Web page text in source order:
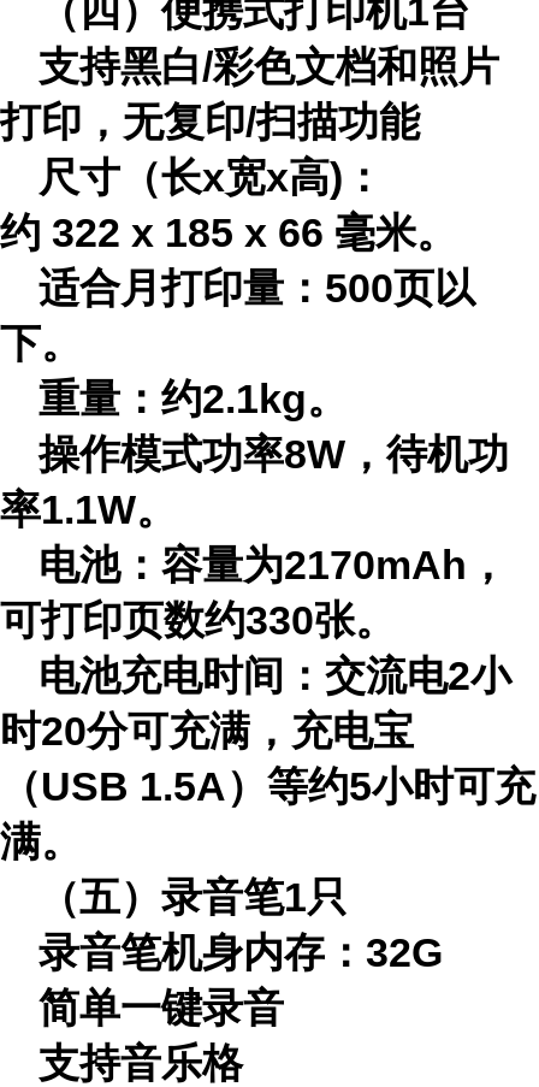
（四）便携式打印机1台
支持黑白/彩色文档和照片
打印，无复印/扫描功能
尺寸（长x宽x高)：
约 322 x 185 x 66 毫米。
适合月打印量：500页以
下。
重量：约2.1kg。
操作模式功率8W，待机功
率1.1W。
电池：容量为2170mAh，
可打印页数约330张。
电池充电时间：交流电2小
时20分可充满，充电宝
（USB 1.5A）等约5小时可充
满。
（五）录音笔1只
录音笔机身内存：32G
简单一键录音
支持音乐格